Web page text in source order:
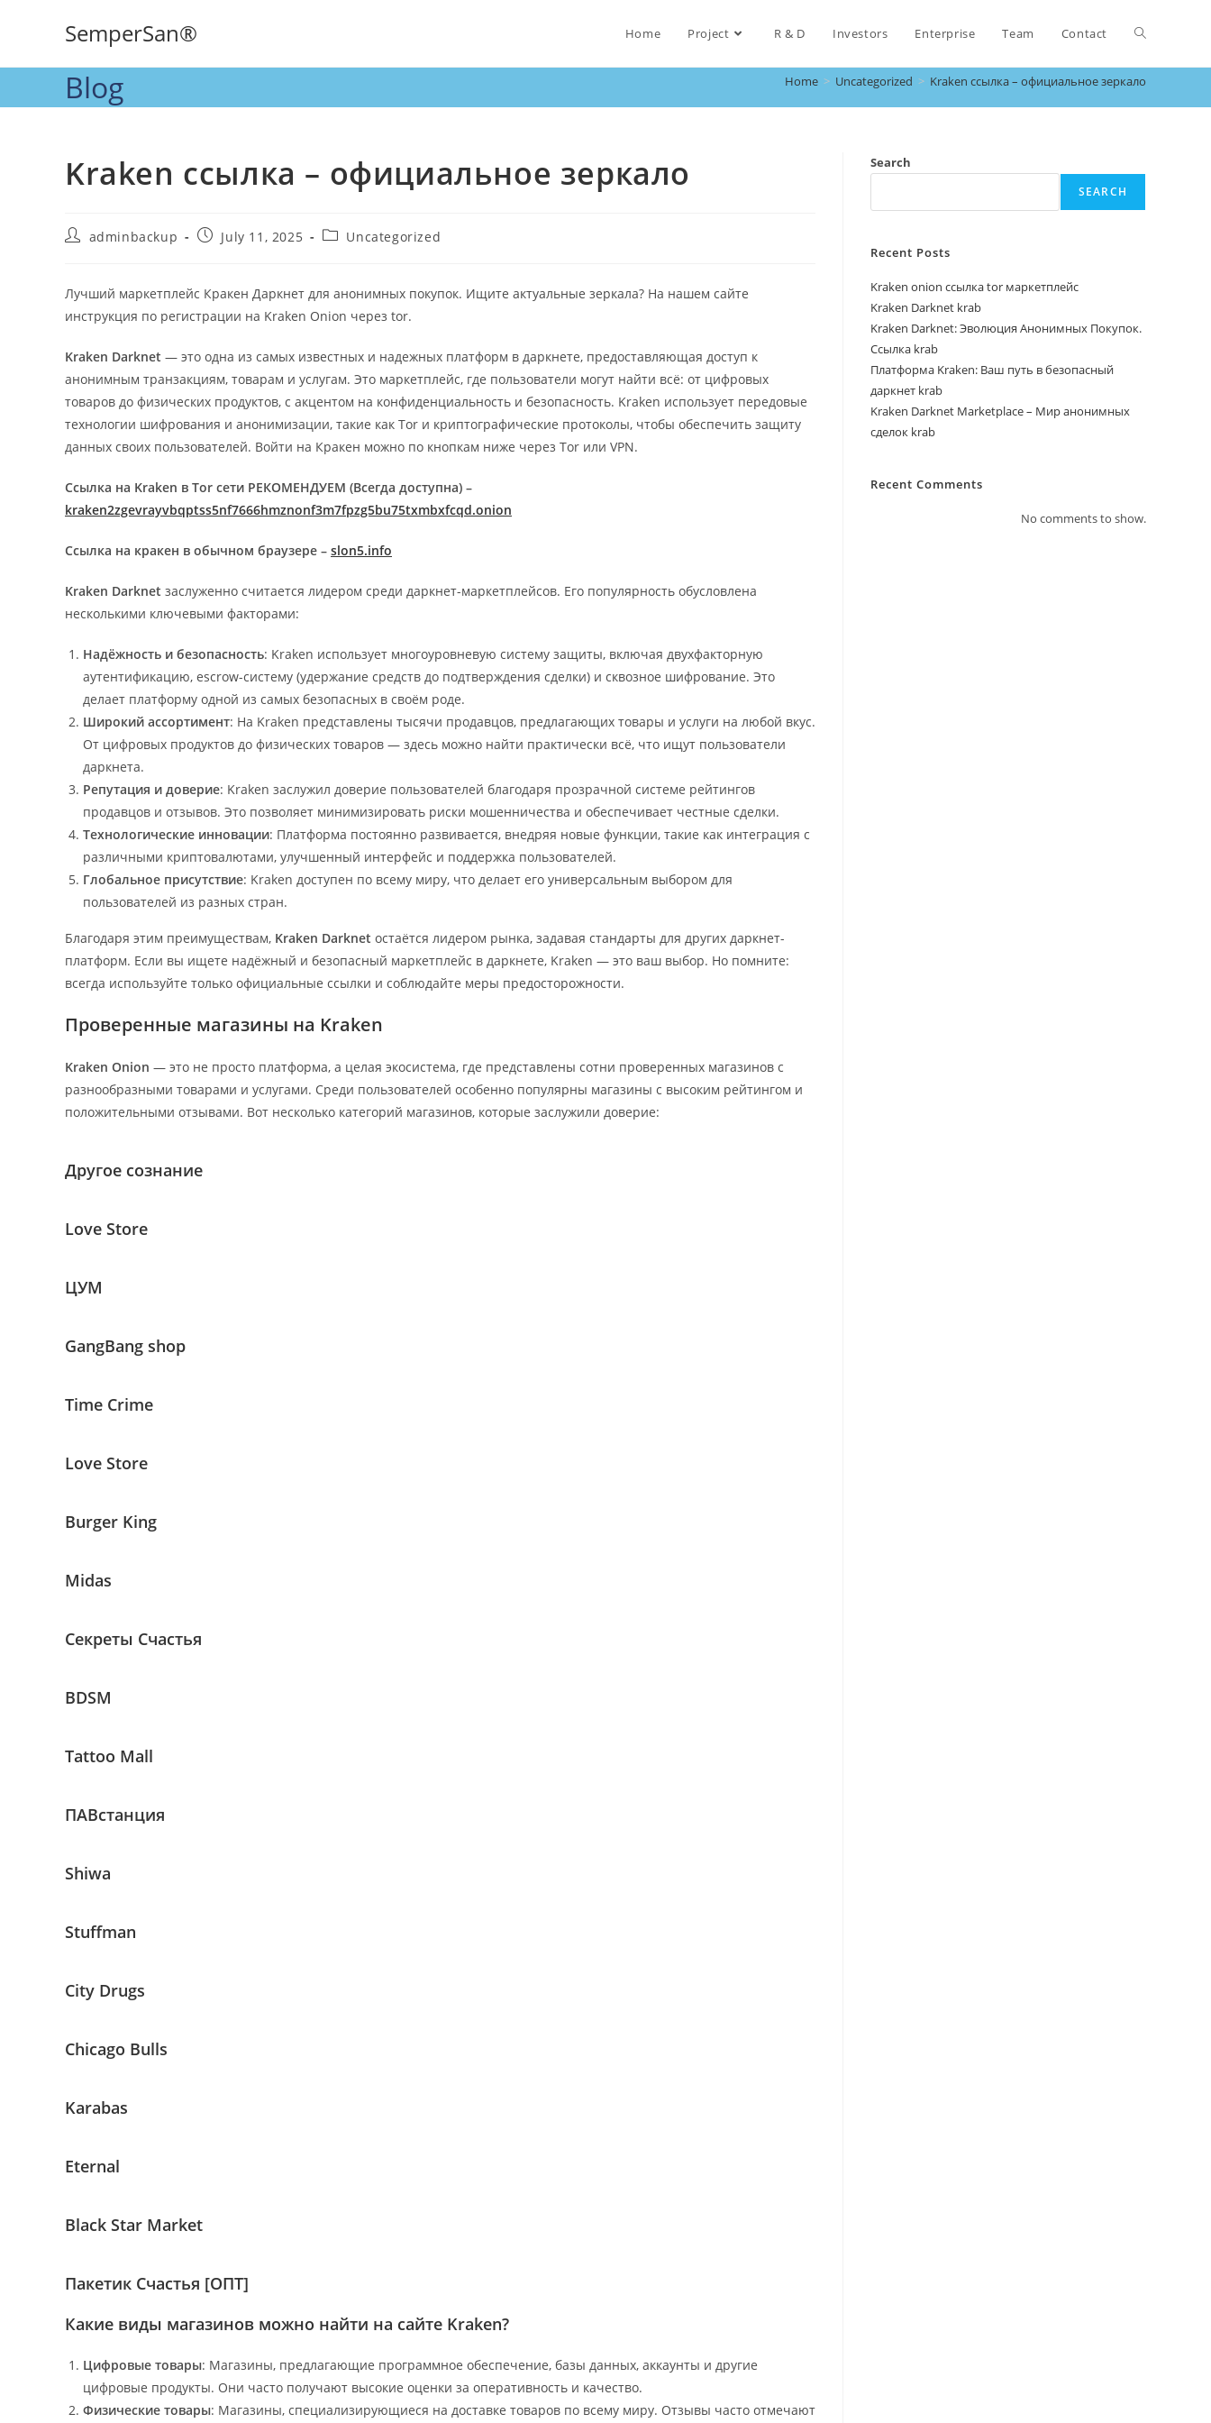
SemperSan® Home Project R & D Investors Enterprise Team Contact
Blog Home > Uncategorized > Kraken ссылка – официальное зеркало
Kraken ссылка – официальное зеркало
adminbackup July 11, 2025 Uncategorized
Лучший маркетплейс Кракен Даркнет для анонимных покупок. Ищите актуальные зеркала? На нашем сайте
инструкция по регистрации на Kraken Onion через tor.
Kraken Darknet — это одна из самых известных и надежных платформ в даркнете, предоставляющая доступ к
анонимным транзакциям, товарам и услугам. Это маркетплейс, где пользователи могут найти всё: от цифровых
товаров до физических продуктов, с акцентом на конфиденциальность и безопасность. Kraken использует передовые
технологии шифрования и анонимизации, такие как Tor и криптографические протоколы, чтобы обеспечить защиту
данных своих пользователей. Войти на Кракен можно по кнопкам ниже через Tor или VPN.
Ссылка на Kraken в Tor сети РЕКОМЕНДУЕМ (Всегда доступна) –
kraken2zgevrayvbqptss5nf7666hmznonf3m7fpzg5bu75txmbxfcqd.onion
Ссылка на кракен в обычном браузере – slon5.info
Kraken Darknet заслуженно считается лидером среди даркнет-маркетплейсов. Его популярность обусловлена
несколькими ключевыми факторами:
Надёжность и безопасность: Kraken использует многоуровневую систему защиты, включая двухфакторную
аутентификацию, escrow-систему (удержание средств до подтверждения сделки) и сквозное шифрование. Это
делает платформу одной из самых безопасных в своём роде.
Широкий ассортимент: На Kraken представлены тысячи продавцов, предлагающих товары и услуги на любой вкус.
От цифровых продуктов до физических товаров — здесь можно найти практически всё, что ищут пользователи
даркнета.
Репутация и доверие: Kraken заслужил доверие пользователей благодаря прозрачной системе рейтингов
продавцов и отзывов. Это позволяет минимизировать риски мошенничества и обеспечивает честные сделки.
Технологические инновации: Платформа постоянно развивается, внедряя новые функции, такие как интеграция с
различными криптовалютами, улучшенный интерфейс и поддержка пользователей.
Глобальное присутствие: Kraken доступен по всему миру, что делает его универсальным выбором для
пользователей из разных стран.
Благодаря этим преимуществам, Kraken Darknet остаётся лидером рынка, задавая стандарты для других даркнет-
платформ. Если вы ищете надёжный и безопасный маркетплейс в даркнете, Kraken — это ваш выбор. Но помните:
всегда используйте только официальные ссылки и соблюдайте меры предосторожности.
Проверенные магазины на Kraken
Kraken Onion — это не просто платформа, а целая экосистема, где представлены сотни проверенных магазинов с
разнообразными товарами и услугами. Среди пользователей особенно популярны магазины с высоким рейтингом и
положительными отзывами. Вот несколько категорий магазинов, которые заслужили доверие:
Другое сознание
Love Store
ЦУМ
GangBang shop
Time Crime
Love Store
Burger King
Midas
Секреты Счастья
BDSM
Tattoo Mall
ПАВстанция
Shiwa
Stuffman
City Drugs
Chicago Bulls
Karabas
Eternal
Black Star Market
Пакетик Счастья [ОПТ]
Какие виды магазинов можно найти на сайте Kraken?
Цифровые товары: Магазины, предлагающие программное обеспечение, базы данных, аккаунты и другие
цифровые продукты. Они часто получают высокие оценки за оперативность и качество.
Физические товары: Магазины, специализирующиеся на доставке товаров по всему миру. Отзывы часто отмечают
Search
SEARCH
Recent Posts
Kraken onion ссылка tor маркетплейс
Kraken Darknet krab
Kraken Darknet: Эволюция Анонимных Покупок.
Ссылка krab
Платформа Kraken: Ваш путь в безопасный
даркнет krab
Kraken Darknet Marketplace – Мир анонимных
сделок krab
Recent Comments
No comments to show.